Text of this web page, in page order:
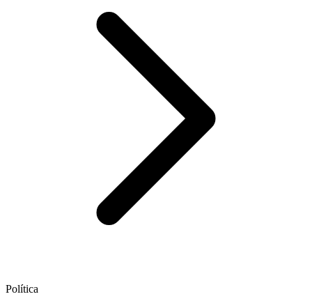
Política